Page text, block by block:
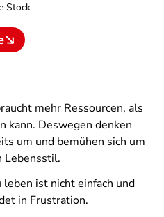
Stock
mehr Ressourcen, als
kann. Deswegen denken
um und bemühen sich um
Lebensstil.
leben ist nicht einfach und
in Frustration.